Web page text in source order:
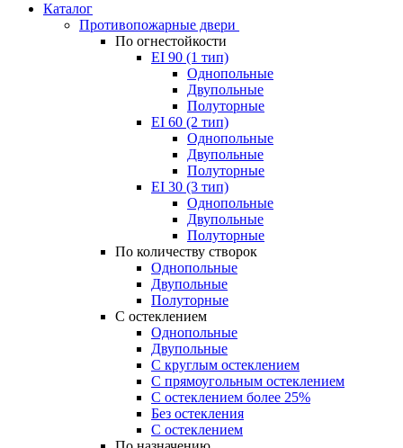
Каталог
Противопожарные двери
По огнестойкости
EI 90 (1 тип)
Однопольные
Двупольные
Полуторные
EI 60 (2 тип)
Однопольные
Двупольные
Полуторные
EI 30 (3 тип)
Однопольные
Двупольные
Полуторные
По количеству створок
Однопольные
Двупольные
Полуторные
С остеклением
Однопольные
Двупольные
С круглым остеклением
С прямоугольным остеклением
С остеклением более 25%
Без остекления
С остеклением